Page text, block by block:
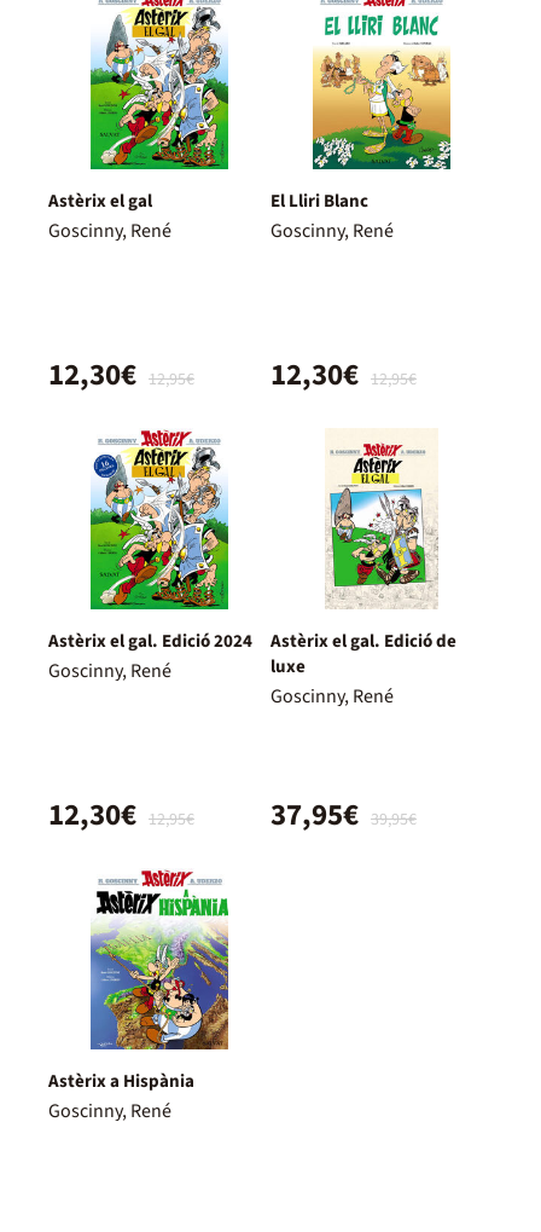
Astèrix el gal
Goscinny, René
12,95€
12,30€
El Lliri Blanc
Goscinny, René
12,95€
12,30€
Astèrix el gal. Edició 2024
Goscinny, René
12,95€
12,30€
Astèrix el gal. Edició de
luxe
Goscinny, René
39,95€
37,95€
Astèrix a Hispània
Goscinny, René